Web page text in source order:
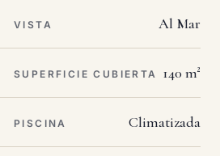
VISTA Al Mar
SUPERFICIE CUBIERTA 140 m²
PISCINA Climatizada